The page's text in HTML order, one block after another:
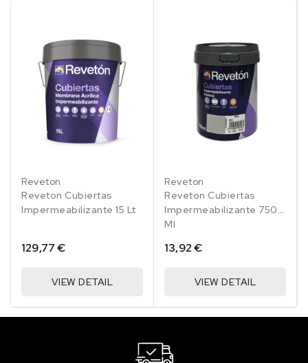
001
039
017
Reveton
Reveton Cubiertas
Impermeabilizante 15 Lt
129,77 €
VIEW DETAIL
001
039
017
Reveton
Reveton Cubiertas
Impermeabilizante 750
Ml
13,92 €
VIEW DETAIL